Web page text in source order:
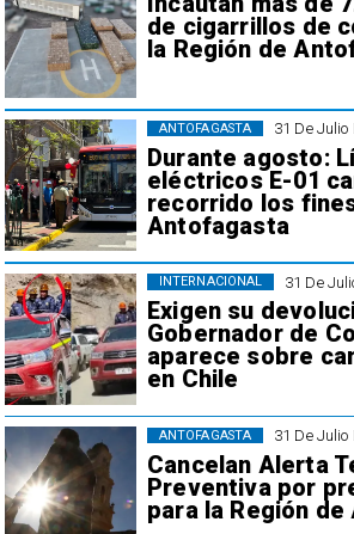
de cigarrillos de
la Región de
31 De Julio
Durante agosto:
eléctricos E-01
recorrido los
Antofagasta
ANTOFAGASTA
31 De
Exigen su
Gobernador de
aparece sobre
en Chile
INTERNACIONAL
31 De Julio
Cancelan Alerta
Preventiva por
para la Región
ANTOFAGASTA